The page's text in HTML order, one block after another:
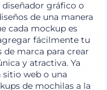
gráfico o
de una manera
cada mockup es
fácilmente tu
marca para crear
y atractiva. Ya
sitio web o una
de mochilas a la